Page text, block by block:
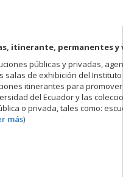
itinerante, permanentes y
públicas y privadas,
de exhibición del
itinerantes para
del Ecuador y las
o privada, tales como:
más)